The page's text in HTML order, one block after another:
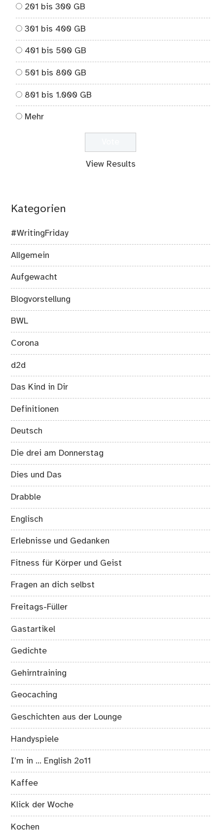
201 bis 300 GB
301 bis 400 GB
401 bis 500 GB
501 bis 800 GB
801 bis 1.000 GB
Mehr
View Results
Kategorien
#WritingFriday
Allgemein
Aufgewacht
Blogvorstellung
BWL
Corona
d2d
Das Kind in Dir
Definitionen
Deutsch
Die drei am Donnerstag
Dies und Das
Drabble
Englisch
Erlebnisse und Gedanken
Fitness für Körper und Geist
Fragen an dich selbst
Freitags-Füller
Gastartikel
Gedichte
Gehirntraining
Geocaching
Geschichten aus der Lounge
Handyspiele
I’m in … English 2o11
Kaffee
Klick der Woche
Kochen